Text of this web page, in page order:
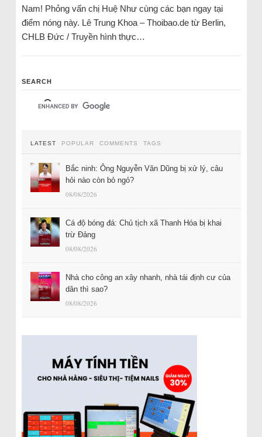
Nam! Phỏng vấn chị Huệ Như cùng các bạn ngay tại
điểm nóng này. Lê Trung Khoa – Thoibao.de từ Berlin,
CHLB Đức / Truyền hình thực…
SEARCH
LATEST POPULAR COMMENTS TAGS
Bắc ninh: Ông Nguyễn Văn Dũng bị xử lý, câu
hỏi nào còn bỏ ngỏ?
08/08/2026
Cá độ bóng đá: Chủ tịch xã Thanh Hóa bị khai
trừ Đảng
08/08/2026
Nhà cho công an xây nhanh, nhà tái định cư của
dân thì sao?
08/08/2026